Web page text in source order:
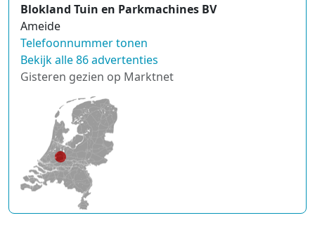
Blokland Tuin en Parkmachines BV
Ameide
Telefoonnummer tonen
Bekijk alle 86 advertenties
Gisteren gezien op Marktnet